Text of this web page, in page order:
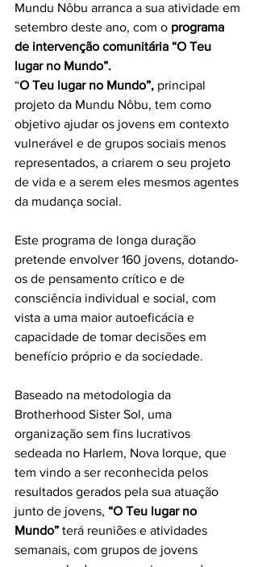
Mundu Nôbu arranca a sua atividade em
setembro deste ano, com o programa
de intervenção comunitária “O Teu
lugar no Mundo”.
“O Teu lugar no Mundo”, principal
projeto da Mundu Nôbu, tem como
objetivo ajudar os jovens em contexto
vulnerável e de grupos sociais menos
representados, a criarem o seu projeto
de vida e a serem eles mesmos agentes
da mudança social.
Este programa de longa duração
pretende envolver 160 jovens, dotando-
os de pensamento crítico e de
consciência individual e social, com
vista a uma maior autoeficácia e
capacidade de tomar decisões em
benefício próprio e da sociedade.
Baseado na metodologia da
Brotherhood Sister Sol, uma
organização sem fins lucrativos
sedeada no Harlem, Nova Iorque, que
tem vindo a ser reconhecida pelos
resultados gerados pela sua atuação
junto de jovens, “O Teu lugar no
Mundo” terá reuniões e atividades
semanais, com grupos de jovens